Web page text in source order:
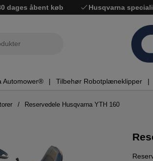
dages åbent køb Husqvarna
Automower® Tilbehør Robotplæneklipper
Reservedele Husqvarna YTH 160